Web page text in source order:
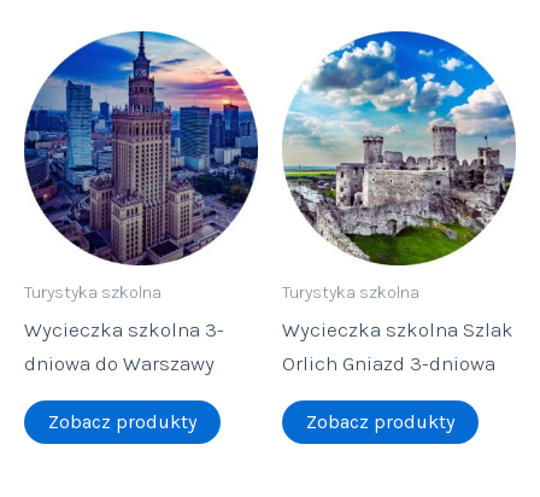
Turystyka szkolna
Wycieczka szkolna 3-
dniowa do Warszawy
Zobacz produkty
Turystyka szkolna
Wycieczka szkolna Szlak
Orlich Gniazd 3-dniowa
Zobacz produkty